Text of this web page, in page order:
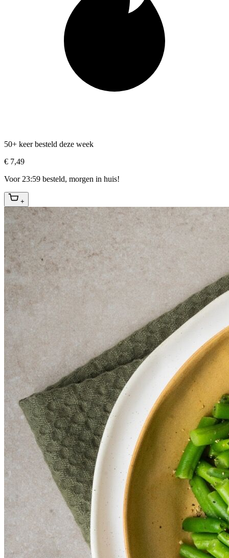
50+ keer besteld deze week
€ 7,49
Voor 23:59 besteld, morgen in huis!
+